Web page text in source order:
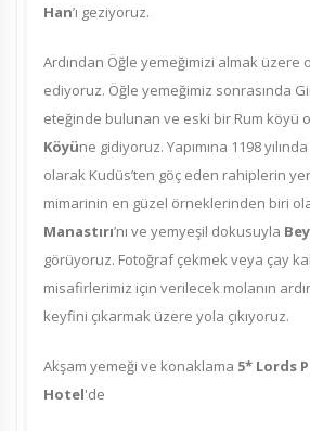
Han’ı geziyoruz.
Ardından Öğle yemeğimizi almak üzere
ediyoruz. Öğle yemeğimiz sonrasında
eteğinde bulunan ve eski bir Rum köyü
Köyüne gidiyoruz. Yapımına 1198
olarak Kudüs’ten göç eden rahiplerin
mimarinin en güzel örneklerinden biri
Manastırı’nı ve yemyeşil dokusuyla
görüyoruz. Fotoğraf çekmek veya çay
misafirlerimiz için verilecek molanın
keyfini çıkarmak üzere yola çıkıyoruz.
Akşam yemeği ve konaklama 5* Lords
Hotel'de